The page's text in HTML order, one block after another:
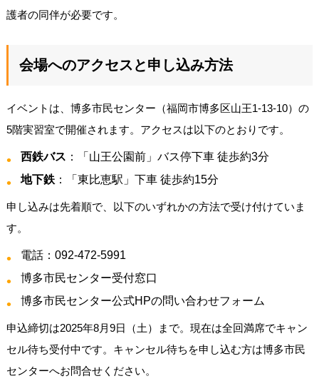
護者の同伴が必要です。
会場へのアクセスと申し込み方法
イベントは、博多市民センター（福岡市博多区山王1-13-10）の
5階実習室で開催されます。アクセスは以下のとおりです。
西鉄バス ：「山王公園前」バス停下車 徒歩約3分
地下鉄：「東比恵駅」下車 徒歩約15分
申し込みは先着順で、以下のいずれかの方法で受け付けていま
す。
電話：092-472-5991
博多市民センター受付窓口
博多市民センター公式HPの問い合わせフォーム
申込締切は2025年8月9日（土）まで。現在は全回満席でキャン
セル待ち受付中です。キャンセル待ちを申し込む方は博多市民
センターへお問合せください。